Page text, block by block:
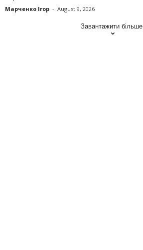
Марченко Ігор - August 9, 2026
Завантажити більше